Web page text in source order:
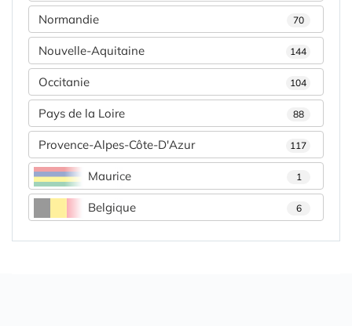
Normandie 70
Nouvelle-Aquitaine 144
Occitanie 104
Pays de la Loire 88
Provence-Alpes-Côte-D'Azur 117
Maurice 1
Belgique 6